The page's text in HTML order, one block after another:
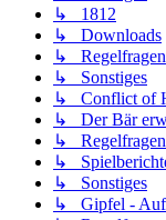
↳ 1812
↳ Downloads
↳ Regelfragen
↳ Sonstiges
↳ Conflict of
↳ Der Bär
↳ Regelfragen
↳
↳ Sonstiges
↳ Gipfel -